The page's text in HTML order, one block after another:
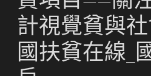
計視覺貧與
國扶貧在線_